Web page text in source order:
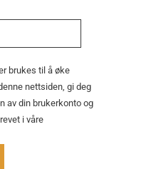
brukes til å øke
nettsiden, gi deg
av din brukerkonto og
i våre